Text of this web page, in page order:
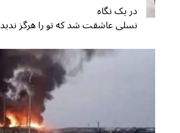
در یک نگاه
نسلی عاشقت شد که تو را هرگز ندید